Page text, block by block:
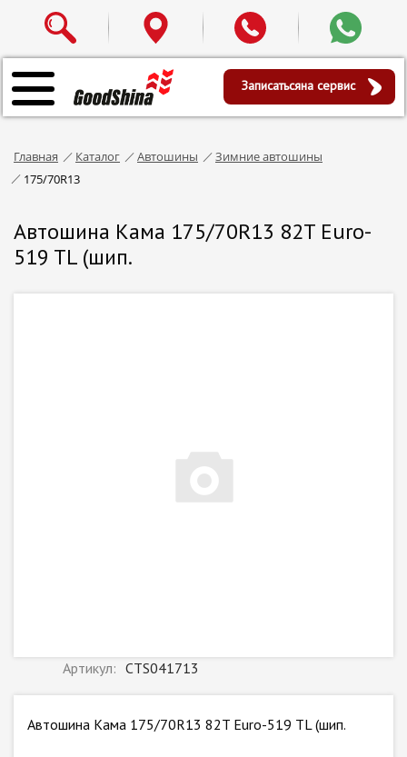
Записатьсяна сервис
Главная Каталог Автошины
Зимние автошины
175/70R13
Автошина Кама 175/70R13 82T Euro-
519 TL (шип.
Артикул: CTS041713
Автошина Кама 175/70R13 82T Euro-519 TL (шип.